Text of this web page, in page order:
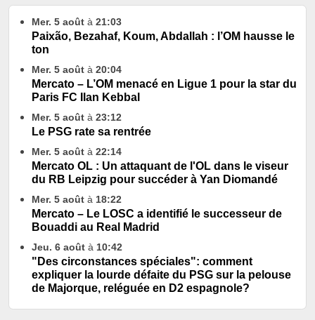
Mer. 5 août à 21:03
Paixão, Bezahaf, Koum, Abdallah : l’OM hausse le
ton
Mer. 5 août à 20:04
Mercato – L’OM menacé en Ligue 1 pour la star du
Paris FC Ilan Kebbal
Mer. 5 août à 23:12
Le PSG rate sa rentrée
Mer. 5 août à 22:14
Mercato OL : Un attaquant de l'OL dans le viseur
du RB Leipzig pour succéder à Yan Diomandé
Mer. 5 août à 18:22
Mercato – Le LOSC a identifié le successeur de
Bouaddi au Real Madrid
Jeu. 6 août à 10:42
"Des circonstances spéciales": comment
expliquer la lourde défaite du PSG sur la pelouse
de Majorque, reléguée en D2 espagnole?